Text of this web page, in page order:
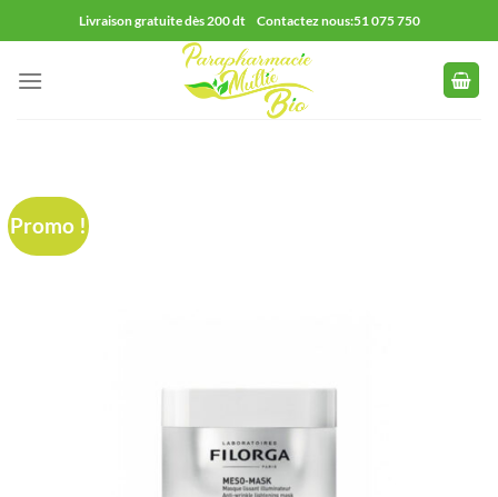
au
contenu
Livraison gratuite dès 200 dt Contactez nous:51 075 750
Promo !